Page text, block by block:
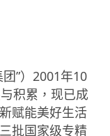
”）2001年10
积累，现已成
赋能美好生活
批国家级专精